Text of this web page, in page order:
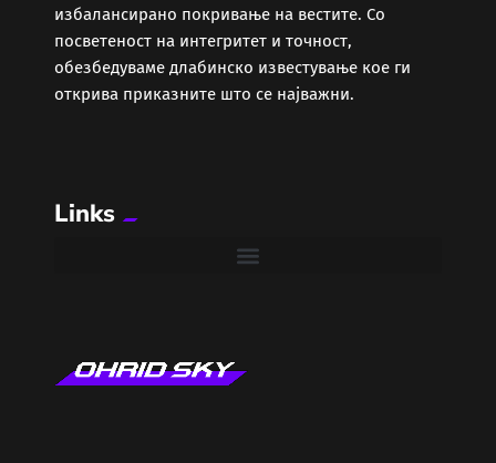
Забава
Здравје
Колумни
Лајфстајл
избалансирано покривање на вестите. Со
посветеност на интегритет и точност,
обезбедуваме длабинско известување кое ги
открива приказните што се најважни.
Links